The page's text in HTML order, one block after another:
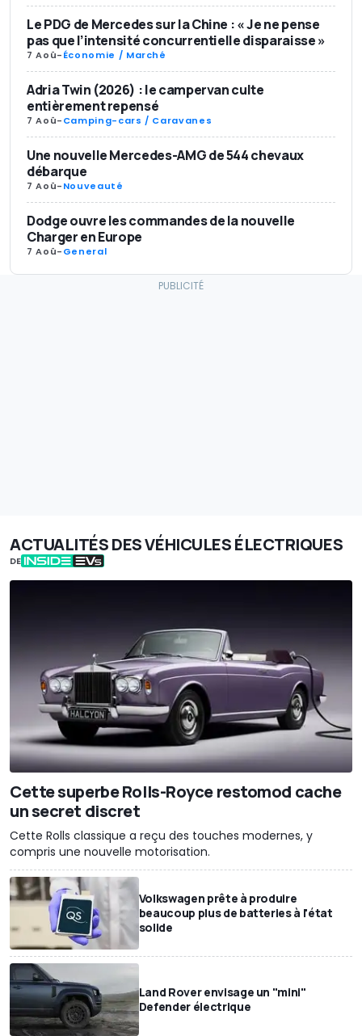
Le PDG de Mercedes sur la Chine : « Je ne pense
pas que l’intensité concurrentielle disparaisse »
7 Aoû-Économie / Marché
Adria Twin (2026) : le campervan culte
entièrement repensé
7 Aoû-Camping-cars / Caravanes
Une nouvelle Mercedes-AMG de 544 chevaux
débarque
7 Aoû-Nouveauté
Dodge ouvre les commandes de la nouvelle
Charger en Europe
7 Aoû-General
ACTUALITÉS DES VÉHICULES ÉLECTRIQUES
DE
Cette superbe Rolls-Royce restomod cache
un secret discret
Cette Rolls classique a reçu des touches modernes, y
compris une nouvelle motorisation.
Volkswagen prête à produire
beaucoup plus de batteries à l'état
solide
Land Rover envisage un "mini"
Defender électrique